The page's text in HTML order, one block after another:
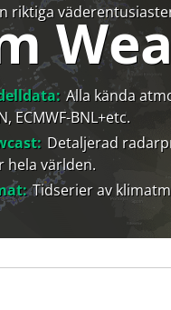
riktiga
Alla kända
ECMWF-BNL+etc.
Detaljerad
hela världen.
Tidserier av